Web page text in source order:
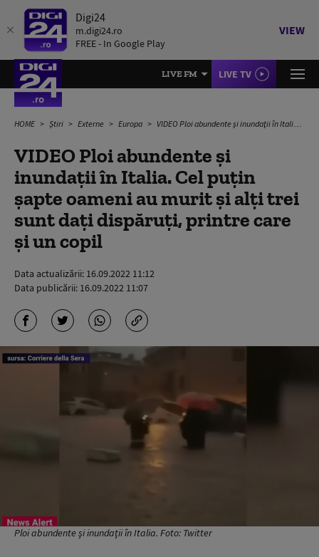
Digi24
m.digi24.ro
FREE - In Google Play
VIEW
LIVE FM LIVE TV
HOME Știri Externe Europa VIDEO Ploi abundente şi inundaţii în Italia. Cel puţin şapte oameni au murit și alți trei sunt dați dispăruți, printre care și un copil
VIDEO Ploi abundente şi
inundaţii în Italia. Cel puţin
şapte oameni au murit și alți trei
sunt dați dispăruți, printre care
și un copil
Data actualizării: 16.09.2022 11:12
Data publicării: 16.09.2022 11:07
Ploi abundente şi inundaţii în Italia. Foto: Twitter